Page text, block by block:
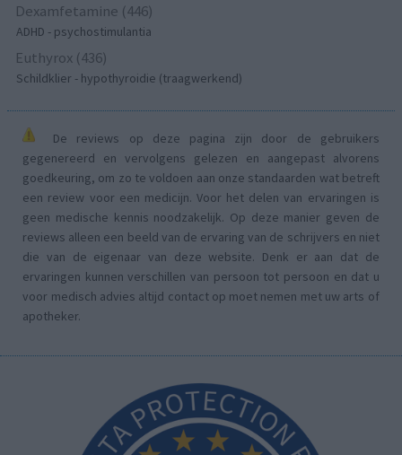
Dexamfetamine (446)
ADHD - psychostimulantia
Euthyrox (436)
Schildklier - hypothyroidie (traagwerkend)
De reviews op deze pagina zijn door de gebruikers
gegenereerd en vervolgens gelezen en aangepast alvorens
goedkeuring, om zo te voldoen aan onze standaarden wat betreft
een review voor een medicijn. Voor het delen van ervaringen is
geen medische kennis noodzakelijk. Op deze manier geven de
reviews alleen een beeld van de ervaring van de schrijvers en niet
die van de eigenaar van deze website. Denk er aan dat de
ervaringen kunnen verschillen van persoon tot persoon en dat u
voor medisch advies altijd contact op moet nemen met uw arts of
apotheker.